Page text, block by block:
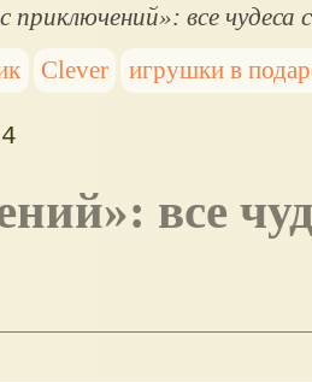
приключений»: все
Clever игрушки в